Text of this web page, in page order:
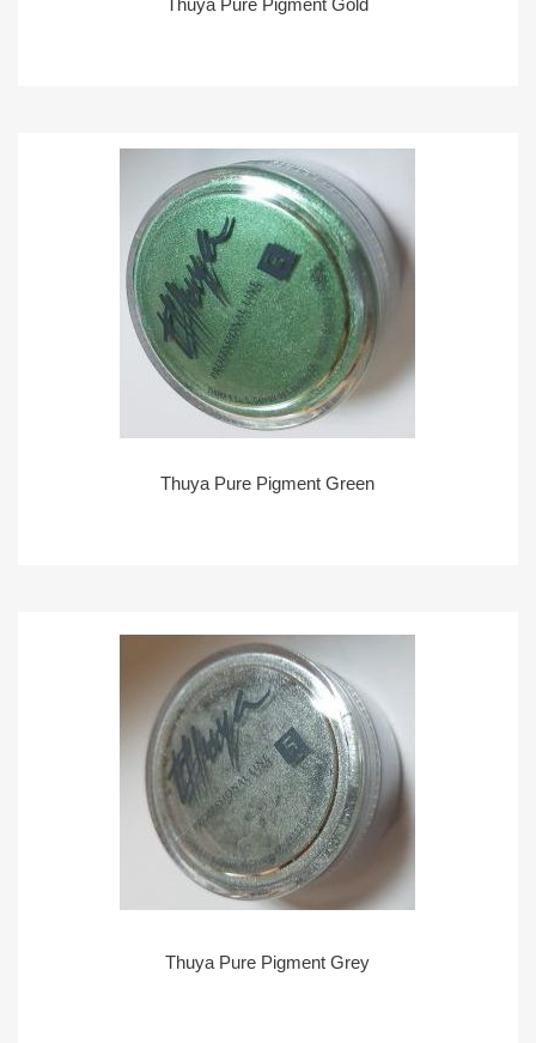
Thuya Pure Pigment Gold
Thuya Pure Pigment Green
Thuya Pure Pigment Grey